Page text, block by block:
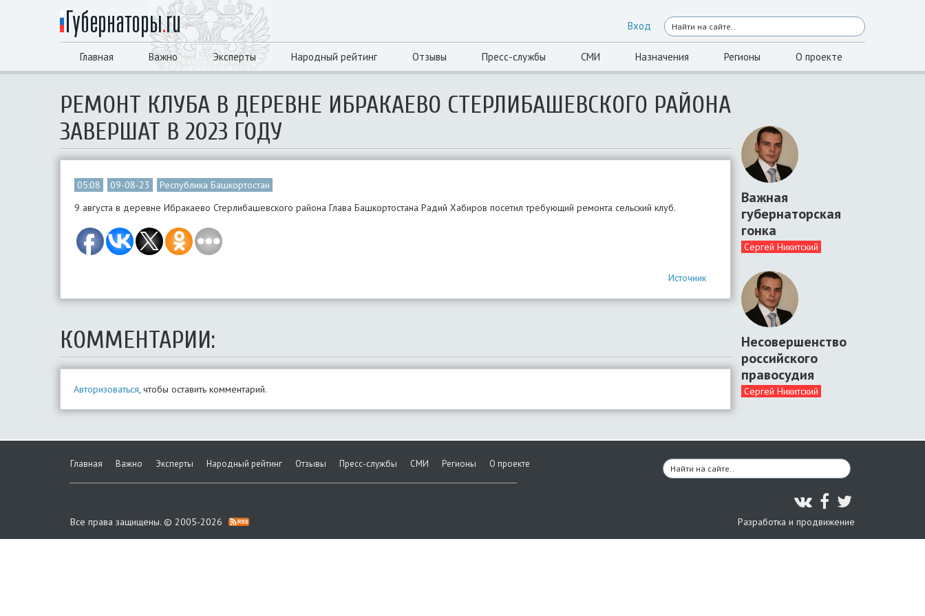
Вход
Главная Важно Эксперты Народный рейтинг Отзывы Пресс-службы СМИ Назначения Регионы О проекте
РЕМОНТ КЛУБА В ДЕРЕВНЕ ИБРАКАЕВО СТЕРЛИБАШЕВСКОГО РАЙОНА
ЗАВЕРШАТ В 2023 ГОДУ
05:08 09-08-23
Республика Башкортостан
9 августа в деревне Ибракаево Стерлибашевского района Глава Башкортостана Радий Хабиров посетил требующий ремонта сельский клуб.
Источник
КОММЕНТАРИИ:
Авторизоваться, чтобы оставить комментарий.
Важная
губернаторская
гонка
Сергей Никитский
Несовершенство
российского
правосудия
Сергей Никитский
Главная Важно Эксперты Народный рейтинг Отзывы Пресс-службы СМИ Регионы О проекте
Все права защищены. © 2005-2026 Разработка и продвижение